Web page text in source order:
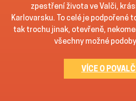
zpestření života ve Valči,
Karlovarsku. To celé je podpořené
tak trochu jinak, otevřeně,
všechny možné
VÍCE O POVALČI